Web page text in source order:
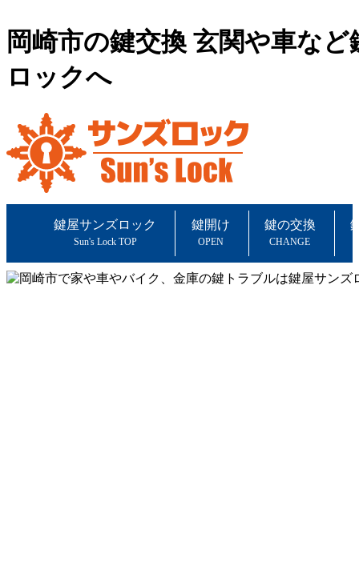
岡崎市の鍵交換 玄関や車な
ロックへ
鍵屋サンズロック
Sun's Lock TOP
鍵開け
OPEN
鍵の交換
CHANGE